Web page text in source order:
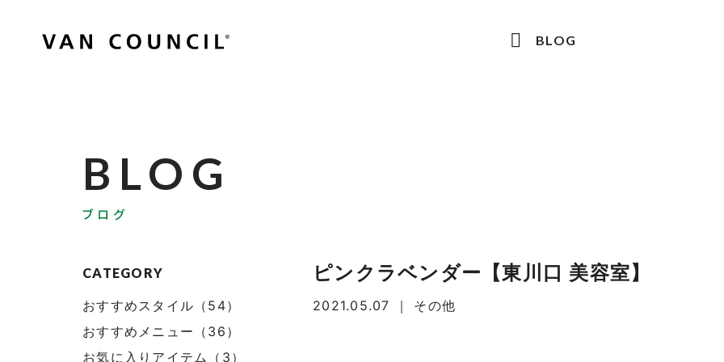
BLOG
BLOG
ブログ
CATEGORY
おすすめスタイル（54）
おすすめメニュー（36）
お気に入りアイテム（3）
ピンクラベンダー【東川口 美容室】
2021.05.07 ｜ その他